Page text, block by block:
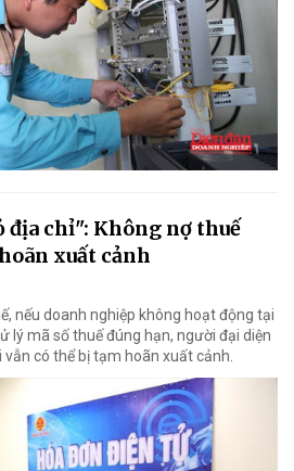
địa chỉ": Không nợ thuế
xuất cảnh
nếu doanh nghiệp không hoạt động tại
lý mã số thuế đúng hạn, người đại diện
có thể bị tạm hoãn xuất cảnh.